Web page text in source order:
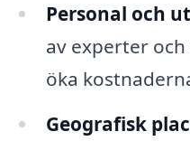
Personal och
av experter
öka
Geografisk